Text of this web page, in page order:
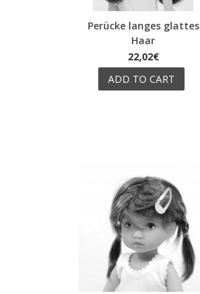
Quick view
Perücke langes glattes
Haar
22,02€
ADD TO CART